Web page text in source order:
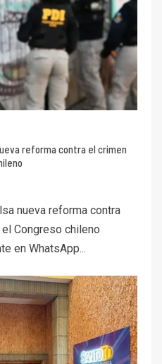
reforma contra el crimen
nueva reforma contra
Congreso chileno
en WhatsApp...